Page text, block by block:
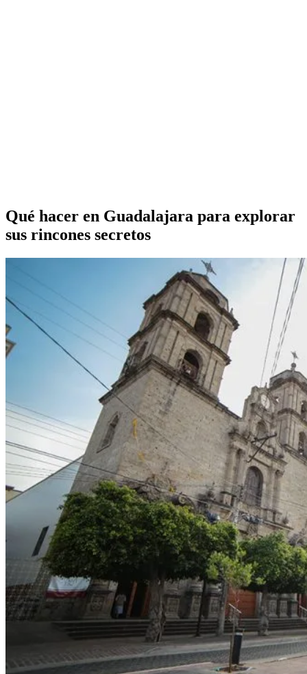
Qué hacer en Guadalajara para explorar
sus rincones secretos